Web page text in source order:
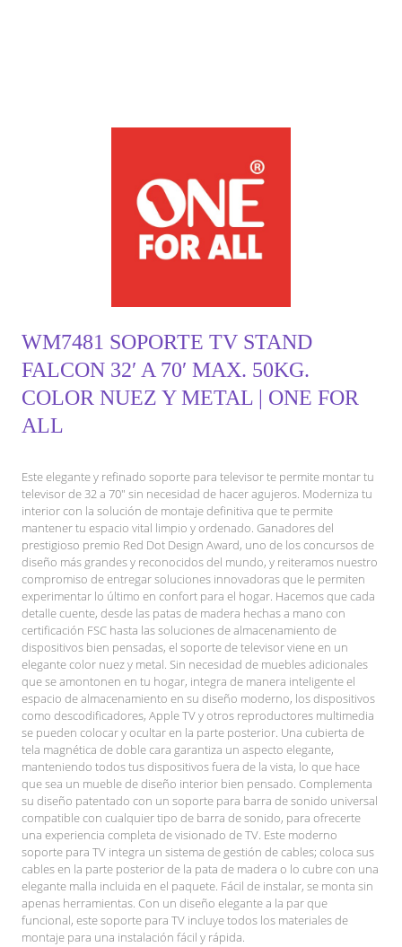
WM7481 SOPORTE TV STAND
FALCON 32′ A 70′ MAX. 50KG.
COLOR NUEZ Y METAL | ONE FOR
ALL
Este elegante y refinado soporte para televisor te permite montar tu
televisor de 32 a 70″ sin necesidad de hacer agujeros. Moderniza tu
interior con la solución de montaje definitiva que te permite
mantener tu espacio vital limpio y ordenado. Ganadores del
prestigioso premio Red Dot Design Award, uno de los concursos de
diseño más grandes y reconocidos del mundo, y reiteramos nuestro
compromiso de entregar soluciones innovadoras que le permiten
experimentar lo último en confort para el hogar. Hacemos que cada
detalle cuente, desde las patas de madera hechas a mano con
certificación FSC hasta las soluciones de almacenamiento de
dispositivos bien pensadas, el soporte de televisor viene en un
elegante color nuez y metal. Sin necesidad de muebles adicionales
que se amontonen en tu hogar, integra de manera inteligente el
espacio de almacenamiento en su diseño moderno, los dispositivos
como descodificadores, Apple TV y otros reproductores multimedia
se pueden colocar y ocultar en la parte posterior. Una cubierta de
tela magnética de doble cara garantiza un aspecto elegante,
manteniendo todos tus dispositivos fuera de la vista, lo que hace
que sea un mueble de diseño interior bien pensado. Complementa
su diseño patentado con un soporte para barra de sonido universal
compatible con cualquier tipo de barra de sonido, para ofrecerte
una experiencia completa de visionado de TV. Este moderno
soporte para TV integra un sistema de gestión de cables; coloca sus
cables en la parte posterior de la pata de madera o lo cubre con una
elegante malla incluida en el paquete. Fácil de instalar, se monta sin
apenas herramientas. Con un diseño elegante a la par que
funcional, este soporte para TV incluye todos los materiales de
montaje para una instalación fácil y rápida.